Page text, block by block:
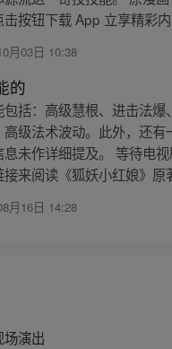
按钮下载 App 立享精彩内
月03日 10:38
的
括：高级慧根、进击法爆
级法术波动。此外，还有
未作详细提及。 等待电视
来阅读《狐妖小红娘》原
月16日 14:28
演出